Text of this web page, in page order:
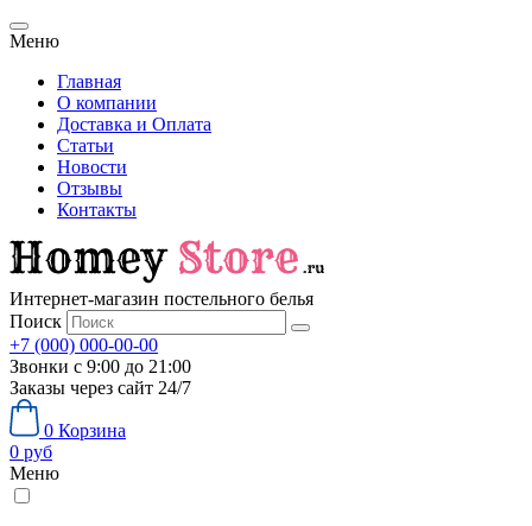
Меню
Главная
О компании
Доставка и Оплата
Статьи
Новости
Отзывы
Контакты
Интернет-магазин постельного белья
Поиск
+7 (000) 000-00-00
Звонки с 9:00 до 21:00
Заказы через сайт 24/7
0 Корзина
0 руб
Меню